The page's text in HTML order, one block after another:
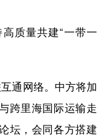
质量共建“一带一
通网络。中方将加
跨里海国际运输走
坛，会同各方搭建